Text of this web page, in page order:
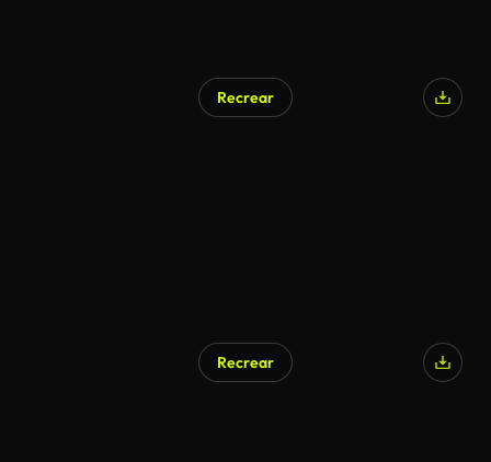
Recrear
Recrear